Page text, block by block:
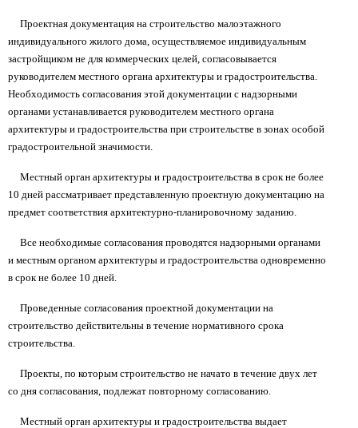
Проектная документация на строительство малоэтажного
индивидуального жилого дома, осуществляемое индивидуальным
застройщиком не для коммерческих целей, согласовывается
руководителем местного органа архитектуры и градостроительства.
Необходимость согласования этой документации с надзорными
органами устанавливается руководителем местного органа
архитектуры и градостроительства при строительстве в зонах особой
градостроительной значимости.
Местный орган архитектуры и градостроительства в срок не более
10 дней рассматривает представленную проектную документацию на
предмет соответствия архитектурно-планировочному заданию.
Все необходимые согласования проводятся надзорными органами
и местным органом архитектуры и градостроительства одновременно
в срок не более 10 дней.
Проведенные согласования проектной документации на
строительство действительны в течение нормативного срока
строительства.
Проекты, по которым строительство не начато в течение двух лет
со дня согласования, подлежат повторному согласованию.
Местный орган архитектуры и градостроительства выдает